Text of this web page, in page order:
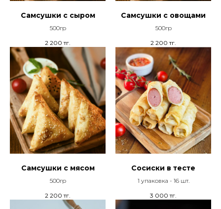
Самсушки с сыром
500гр
2 200 тг.
Самсушки с овощами
500гр
2 200 тг.
Самсушки с мясом
500гр
2 200 тг.
Сосиски в тесте
1 упаковка - 16 шт.
3 000 тг.